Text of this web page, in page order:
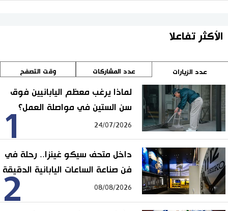
الأكثر تفاعلا
عدد الزيارات عدد المشاركات وقت التصفح
1
لماذا يرغب معظم اليابانيين فوق
سن الستين في مواصلة العمل؟
24/07/2026
2
داخل متحف سيكو غينزا.. رحلة في
فن صناعة الساعات اليابانية الدقيقة
08/08/2026